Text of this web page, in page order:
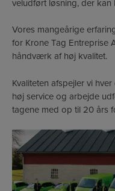
veludført løsning, der
Vores mangeårige
for Krone Tag Entreprise
håndværk af høj kvalitet.
Kvaliteten afspejler vi
høj service og arbejde
tagene med op til 20 års